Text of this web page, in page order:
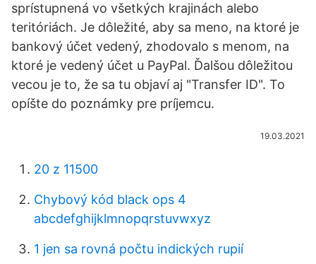
sprístupnená vo všetkých krajinách alebo
teritóriách. Je dôležité, aby sa meno, na ktoré je
bankový účet vedený, zhodovalo s menom, na
ktoré je vedený účet u PayPal. Ďalšou dôležitou
vecou je to, že sa tu objaví aj "Transfer ID". To
opíšte do poznámky pre príjemcu.
19.03.2021
20 z 11500
Chybový kód black ops 4
abcdefghijklmnopqrstuvwxyz
1 jen sa rovná počtu indických rupií